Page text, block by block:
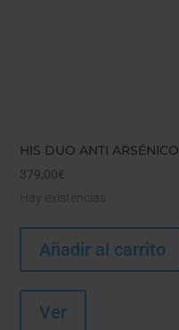
HIS DUO ANTI ARSÉNICO
379,00€
Hay existencias
Añadir al carrito
Ver